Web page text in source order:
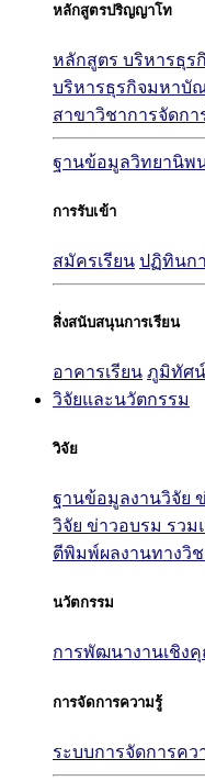
หลักสูตรปริญญาโท
หลักสูตร บริหารธุ
บริหารธุรกิจมหาบั
สาขาวิชาการจัดก
ฐานข้อมูลวิทยานิพ
การรับเข้า
สมัครเรียน ปฏิทินก
สิ่งสนับสนุนการเรียน
อาคารเรียน ภูมิทัศน์
วิจัยและนวัตกรรม
วิจัย
ฐานข้อมูลงานวิจัย
วิจัย ข่าวอบรม รวม
ตีพิมพ์ผลงานทางวิช
นวัตกรรม
การพัฒนางานเชิง
การจัดการความรู้
ระบบการจัดการคว